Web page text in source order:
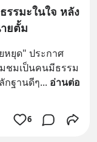
รมะในใจ หลัง
ยตั้ม
หยุด" ประกาศ
ชมเป็นคนมีธรรม
กฐานดีๆ... อ่านต่อ
6